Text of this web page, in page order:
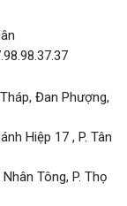
Đan Phượng,
Hiệp 17 , P. Tân
Tông, P. Thọ